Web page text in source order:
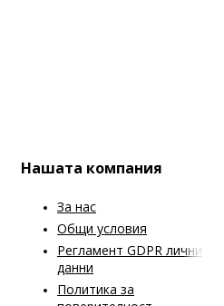
Нашата компания
За нас
Общи условия
Регламент GDPR лични
данни
Политика за